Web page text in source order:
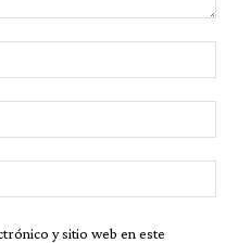
y sitio web en este